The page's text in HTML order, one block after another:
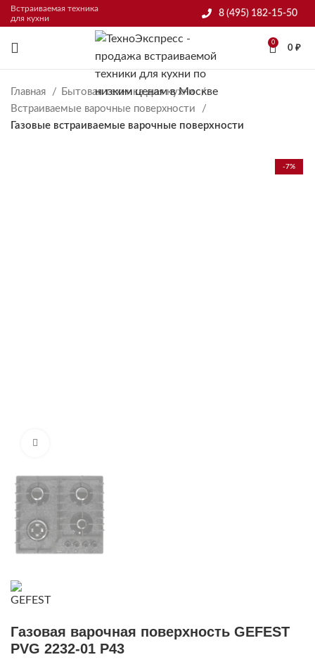
Встраиваемая техника
для кухни
8 (495) 182-15-50
0
0 ₽
Главная
Бытовая техника для кухни
Встраиваемые варочные поверхности
Газовые встраиваемые варочные поверхности
-7%
Газовая варочная поверхность GEFEST
PVG 2232-01 Р43